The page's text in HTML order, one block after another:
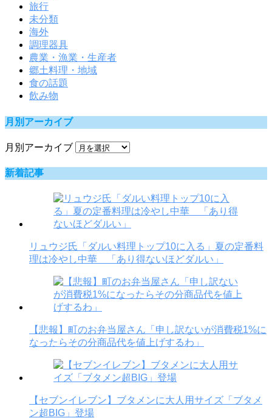
旅行
未分類
海外
調理器具
農業・漁業・生産者
郷土料理・地域
食の話題
飲み物
月別アーカイブ
月別アーカイブ
新着記事
リュウジ氏「ダルい料理トップ10に入る」夏の定番料
理は冷やし中華 「あり得ないほどダルい」
【悲報】町のお弁当屋さん「申し訳ないが消費税1%に
なったらその分商品代を値上げするわ」
【セブンイレブン】ブタメンに大人用サイズ「ブタメ
ン超BIG」登場